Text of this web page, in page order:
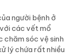
người bệnh ở
các vết mổ
chăm sóc vệ sinh
lý chứa rất nhiều